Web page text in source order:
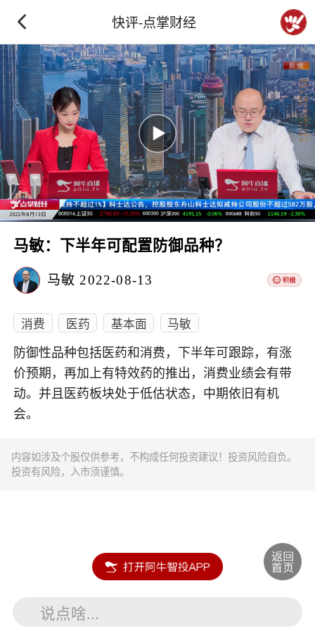
快评-点掌财经
马敏：下半年可配置防御品种？
马敏 2022-08-13
消费 医药 基本面 马敏
防御性品种包括医药和消费，下半年可跟踪，有涨
价预期，再加上有特效药的推出，消费业绩会有带
动。并且医药板块处于低估状态，中期依旧有机
会。
内容如涉及个股仅供参考，不构成任何投资建议！投资风险自负。
投资有风险，入市须谨慎。
说点啥...